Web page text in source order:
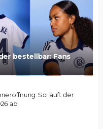
bestellbar: Fans
So läuft der
ab